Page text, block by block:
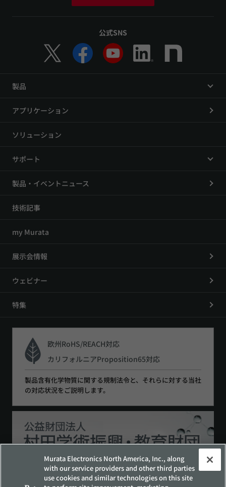
公式SNS
製品
アプリケーション
ソリューション
サポート
製品・イベントニュース
技術記事
my Murata
展示会情報
ウェビナー
特集
欧州RoHS/REACH対応
カリフォルニアProposition65対応
製品含有化学物質に関する規制法令と、それらに対する当社
の対応状況をご説明します。
Murata Electronics North America, Inc., along
with our service providers and other third parties
use cookies and similar technologies on this site